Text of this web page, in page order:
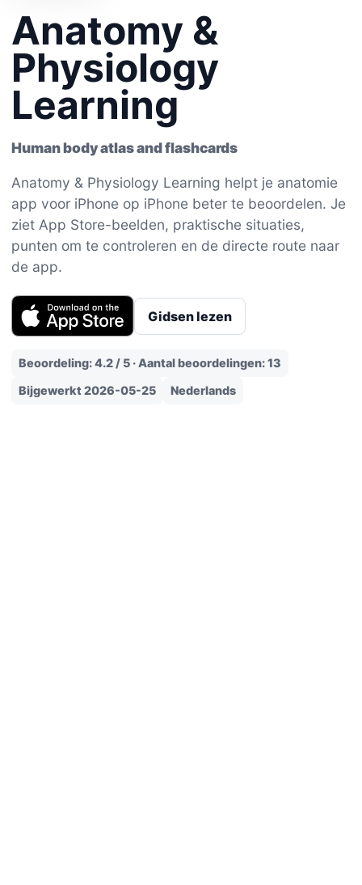
Anatomy &
Physiology
Learning
Human body atlas and flashcards
Anatomy & Physiology Learning helpt je anatomie
app voor iPhone op iPhone beter te beoordelen. Je
ziet App Store-beelden, praktische situaties,
punten om te controleren en de directe route naar
de app.
Gidsen lezen
Beoordeling: 4.2 / 5 · Aantal beoordelingen: 13
Bijgewerkt 2026-05-25
Nederlands